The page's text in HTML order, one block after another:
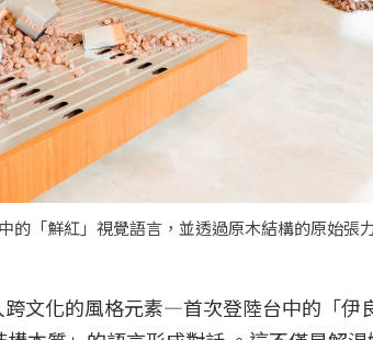
「鮮紅」視覺語言，並透過原木結構的原始張
文化的風格元素—首次登陸台中的「伊